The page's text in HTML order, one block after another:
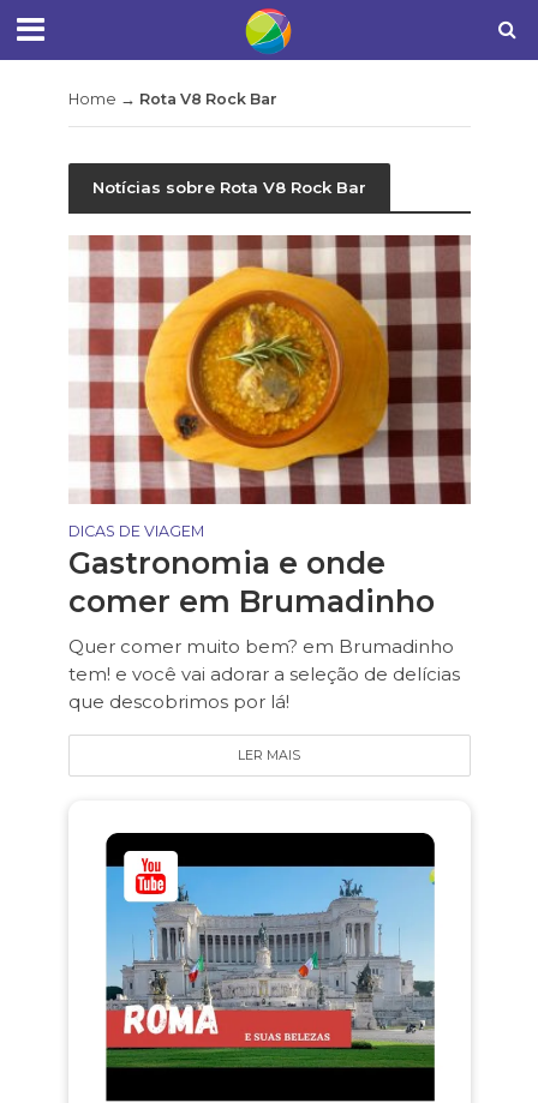
Home → Rota V8 Rock Bar
Notícias sobre Rota V8 Rock Bar
DICAS DE VIAGEM
Gastronomia e onde
comer em Brumadinho
Quer comer muito bem? em Brumadinho
tem! e você vai adorar a seleção de delícias
que descobrimos por lá!
LER MAIS